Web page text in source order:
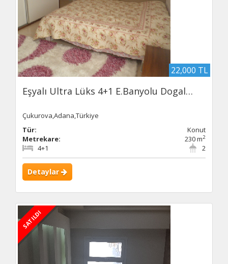
22,000 TL
Eşyalı Ultra Lüks 4+1 E.Banyolu Dogal…
Çukurova,Adana,Türkiye
Tür:
Konut
Metrekare:
230 m2
2
4+1
Detaylar
SATILDI